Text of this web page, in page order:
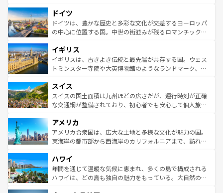
せる。地方によって風土や気候が異なるスペインはその個
性で訪れる人を魅了する。 なお、新着のスペイン情報は コ
ンテンツ一覧を参照してほしい。
で、幅広い魅力が詰まっている。華麗な宮殿、歴史的な大
聖堂、美しいビーチ、そして豊かな自然が、訪れる者を心
から魅了する。また、フランスは美食の国としても知ら
いる。シャンパンの発祥地であるランス、プロヴァンスの
香り高いラベンダー畑など、多彩な楽しみ方が可能だ。さ
らに、パリ以外の地域にも魅力が溢れており、どの街角に
れる地方に足を運ぶとそれぞれで全く異なる文化を体験で
きるだろう。 なお、新着のフランス情報はコンテンツ一覧
を参照してほしい。
ドイツ
ドイツは、豊かな歴史と多彩な文化が交差するヨーロッパ
の中心に位置する国。中世の街並みが残るロマンチック街
顔を持つこの国は、どこを歩いても飽きることがない。ベ
ルリンの文化的活気、バイエルン州のアルプスの絶景、そ
してライン川沿いのワイン畑といった風景は必見。ビール
は、お酒好きな人にはぜひ体験してほしい。 なお、新着の
ドイツ情報はコンテンツ一覧を参照してほしい。
イギリス
イギリスは、古きよき伝統と最先端が共存する国。ウェス
トミンスター寺院や大英博物館のようなランドマーク、歴
リアごとに異なる魅力がある。また、優雅なアフタヌーン
ティー、ビール好きにはたまらない英国パブ、サッカー観
戦など、本場だからこそできる体験も豊富。イギリスを旅
ンツ一覧を参照してほしい。
スイス
スイスの国土面積は九州ほどの広さだが、運行時刻が正確
な交通網が整備されており、初心者でも安心して個人旅行
の建物がそのまま残る町や、スイスならではのユニークな
博物館もあり、アルプス観光だけでなく町歩きも満喫する
ことができる。国民の所得が高いため物価も高いが、旅行
ば市内交通費無料で観光を楽しむこともできる。 なお、新
着のスイス情報はコンテンツ一覧 を参照してほしい。
アメリカ
アメリカ合衆国は、広大な土地と多様な文化が魅力の国。
東海岸の都市部から西海岸のカリフォルニアまで、訪れる
のような巨大都市は、観光、ショッピング、エンターテイ
ンメントが詰まった刺激的なスポットだ。一方、アメリカ
西部には大自然が広がり、グランドキャニオンやイエロー
ハワイ
年間を通じて温暖な気候に恵まれ、多くの島で構成される
ハワイは、どの島も独自の魅力をもっている。大自然の神